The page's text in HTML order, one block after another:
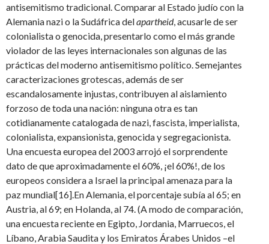
antisemitismo tradicional. Comparar al Estado judío con la
Alemania nazi o la Sudáfrica delapartheid, acusarle de ser
colonialista o genocida, presentarlo como el más grande
violador de las leyes internacionales son algunas de las
prácticas del moderno antisemitismo político. Semejantes
caracterizaciones grotescas, además de ser
escandalosamente injustas, contribuyen al aislamiento
forzoso de toda una nación: ninguna otra es tan
cotidianamente catalogada de nazi, fascista, imperialista,
colonialista, expansionista, genocida y segregacionista.
Una encuesta europea del 2003 arrojó el sorprendente
dato de que aproximadamente el 60%, ¡el 60%!, de los
europeos considera a Israel la principal amenaza para la
paz mundial[16].En Alemania, el porcentaje subía al 65; en
Austria, al 69; en Holanda, al 74. (A modo de comparación,
una encuesta reciente en Egipto, Jordania, Marruecos, el
Líbano, Arabia Saudita y los Emiratos Árabes Unidos –el